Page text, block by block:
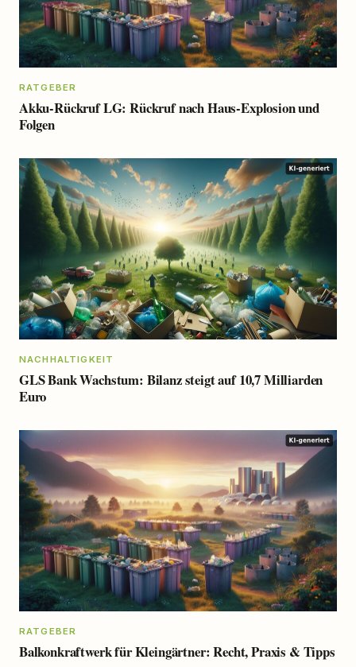
RATGEBER
Akku-Rückruf LG: Rückruf nach Haus-Explosion und
Folgen
NACHHALTIGKEIT
GLS Bank Wachstum: Bilanz steigt auf 10,7 Milliarden
Euro
RATGEBER
Balkonkraftwerk für Kleingärtner: Recht, Praxis & Tipps